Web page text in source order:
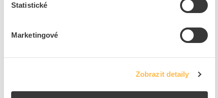
Statistické
Marketingové
Zobrazit detaily
Cena s DPH 47,65 Kč/Balení
Balení do košíku